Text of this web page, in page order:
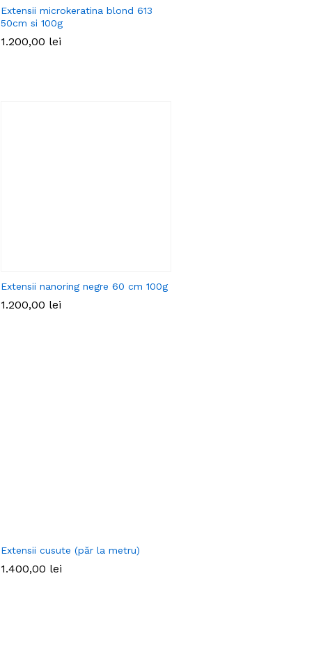
Extensii microkeratina blond 613
50cm si 100g
1.200,00 lei
Extensii nanoring negre 60 cm 100g
1.200,00 lei
Extensii cusute (păr la metru)
1.400,00 lei